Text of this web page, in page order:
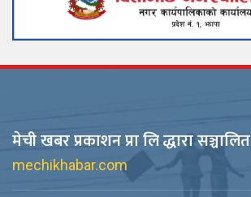
मेची खबर प्रकाशन प्रा लि द्धारा सञ्चालित
mechikhabar.com